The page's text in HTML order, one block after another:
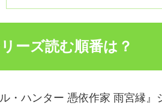
ーズ読む順番は？
・ハンター 憑依作家 雨宮縁』